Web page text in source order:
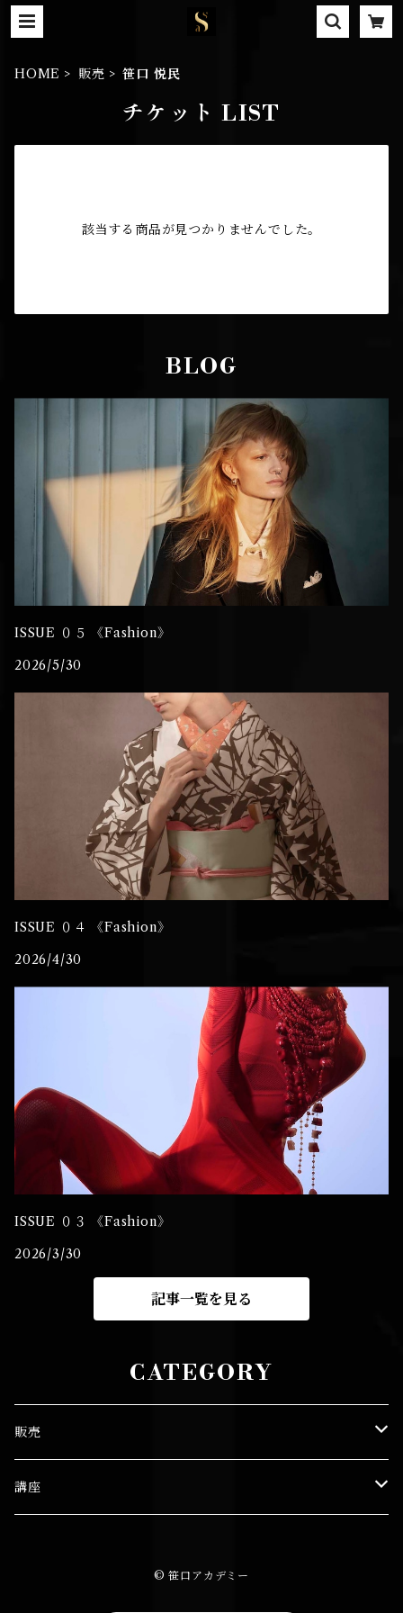
HOME 販売 笹口 悦民
チケット LIST
該当する商品が見つかりませんでした。
BLOG
ISSUE ０５ 《Fashion》
2026/5/30
ISSUE ０４ 《Fashion》
2026/4/30
ISSUE ０３ 《Fashion》
2026/3/30
記事一覧を見る
CATEGORY
販売
笹口 悦民
講座
© 笹口アカデミー